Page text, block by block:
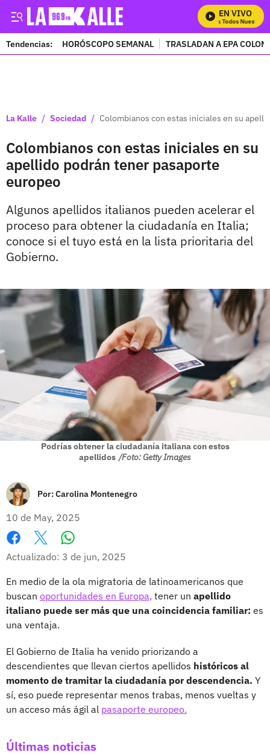
EN VIVO
Mira Todos Nuestros
Tendencias: HORÓSCOPO SEMANAL TRASLADAN A EPA
La Kalle / Sociedad / Colombianos con estas iniciales en su
Colombianos con estas iniciales en su
apellido podrán tener pasaporte
europeo
Algunos apellidos italianos pueden acelerar el
proceso para obtener la ciudadanía en Italia;
conoce si el tuyo está en la lista prioritaria del
Gobierno.
Podrías obtener la ciudadanía italiana con estos
apellidos /Foto: Getty Images
Por:Carolina Montenegro
10 de May, 2025
Facebook
X
Actualizado: 3 de jun, 2025
En medio de la ola migratoria de latinoamericanos que
buscan oportunidades en Europa, tener un apellido
italiano puede ser más que una coincidencia familiar: es
una ventaja.
El Gobierno de Italia ha venido priorizando a
descendientes que llevan ciertos apellidos históricos al
momento de tramitar la ciudadanía por descendencia. Y
sí, eso puede representar menos trabas, menos vueltas y
un acceso más ágil al pasaporte europeo.
Últimas noticias